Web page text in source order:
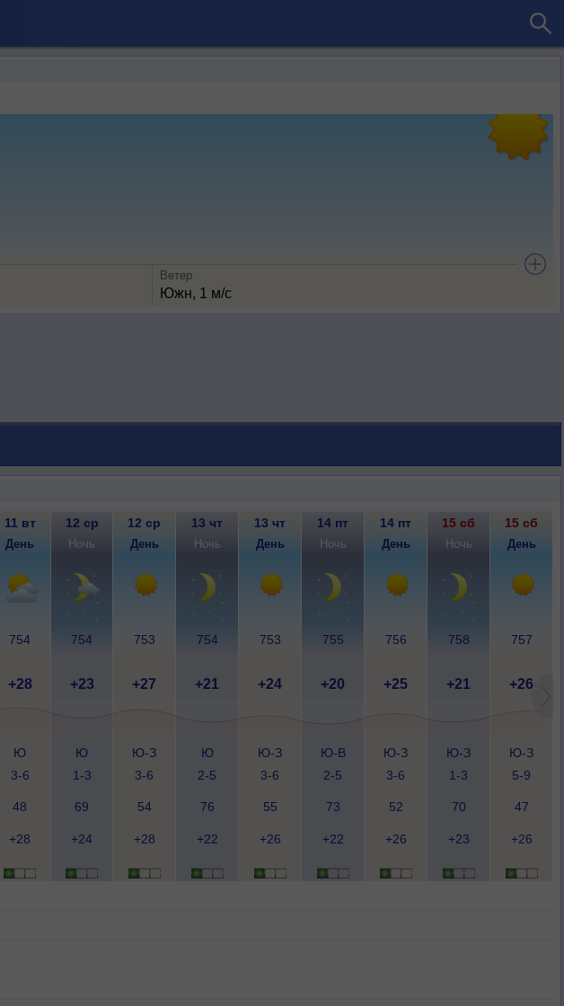
Ветер
Южн, 1 м/с
11 вт 12 ср 12 ср 13 чт 13 чт 14 пт 14 пт 15 сб 15 сб
День Ночь День Ночь День Ночь День Ночь День
754 754 753 754 753 755 756 758 757
+28 +23 +27 +21 +24 +20 +25 +21 +26
Ю
3-6
Ю
1-3
Ю-З
3-6
Ю
2-5
Ю-З
3-6
Ю-В
2-5
Ю-З
3-6
Ю-З
1-3
Ю-З
5-9
48 69 54 76 55 73 52 70 47
+28 +24 +28 +22 +26 +22 +26 +23 +26